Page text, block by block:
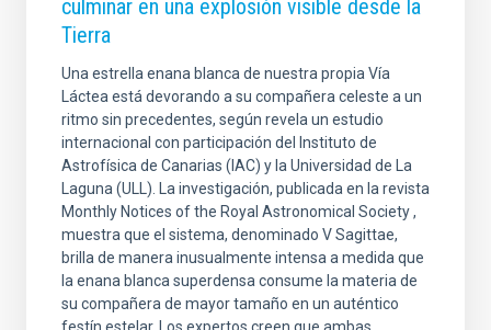
culminar en una explosión visible desde la
Tierra
Una estrella enana blanca de nuestra propia Vía
Láctea está devorando a su compañera celeste a un
ritmo sin precedentes, según revela un estudio
internacional con participación del Instituto de
Astrofísica de Canarias (IAC) y la Universidad de La
Laguna (ULL). La investigación, publicada en la revista
Monthly Notices of the Royal Astronomical Society ,
muestra que el sistema, denominado V Sagittae,
brilla de manera inusualmente intensa a medida que
la enana blanca superdensa consume la materia de
su compañera de mayor tamaño en un auténtico